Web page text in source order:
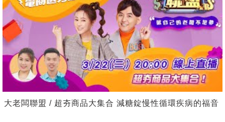
大老闆聯盟 / 超夯商品大集合 減糖錠慢性循環疾病的福音